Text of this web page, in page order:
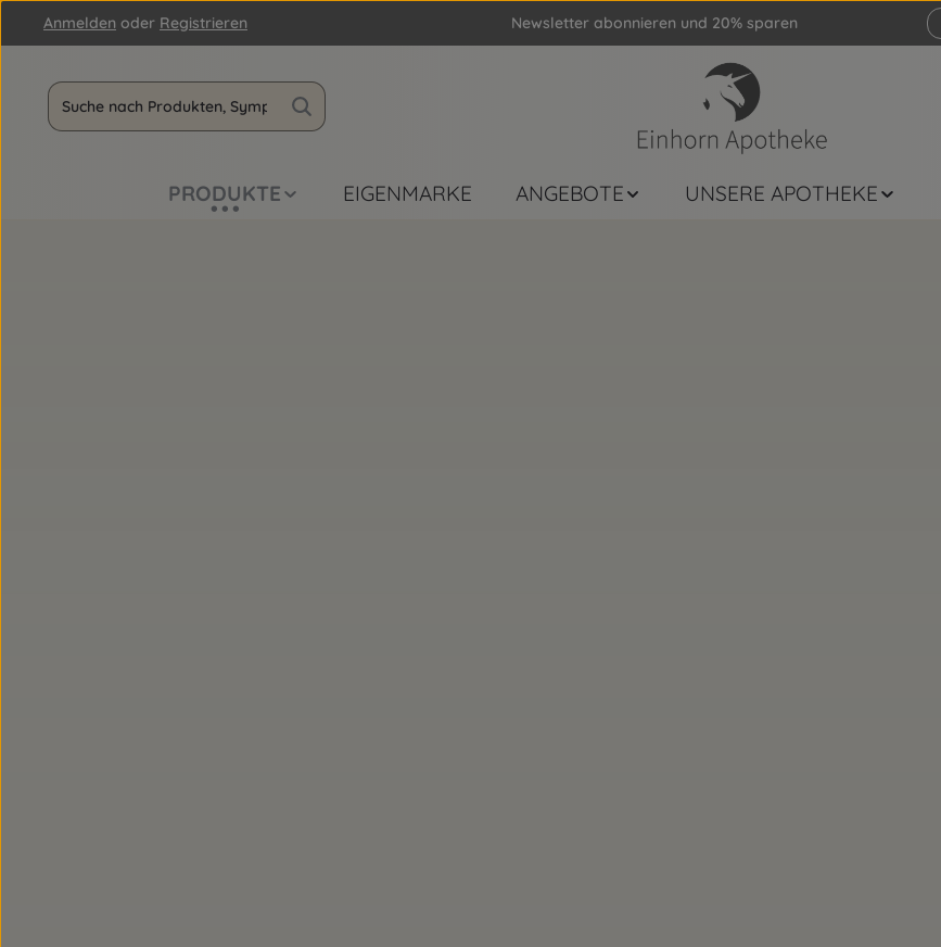
Hauptinhalt springen
Zur Suche springen
Zur Hauptnavigation springen
Anmelden oder Registrieren Newsletter abonnieren und 20% sparen
PRODUKTE EIGENMARKE ANGEBOTE UNSERE APOTHEKE